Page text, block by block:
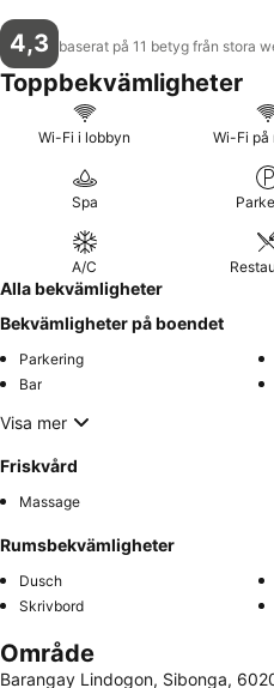
4,3 baserat på 11 betyg från stora
Toppbekvämligheter
Wi-Fi i lobbyn Wi-Fi på
Spa
A/C
Alla bekvämligheter
Bekvämligheter på boendet
Parkering
Bar
Visa mer
Friskvård
Massage
Rumsbekvämligheter
Dusch
Skrivbord
Område
Barangay Lindogon, Sibonga,